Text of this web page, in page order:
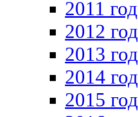
2011 год
2012 год
2013 год
2014 год
2015 год